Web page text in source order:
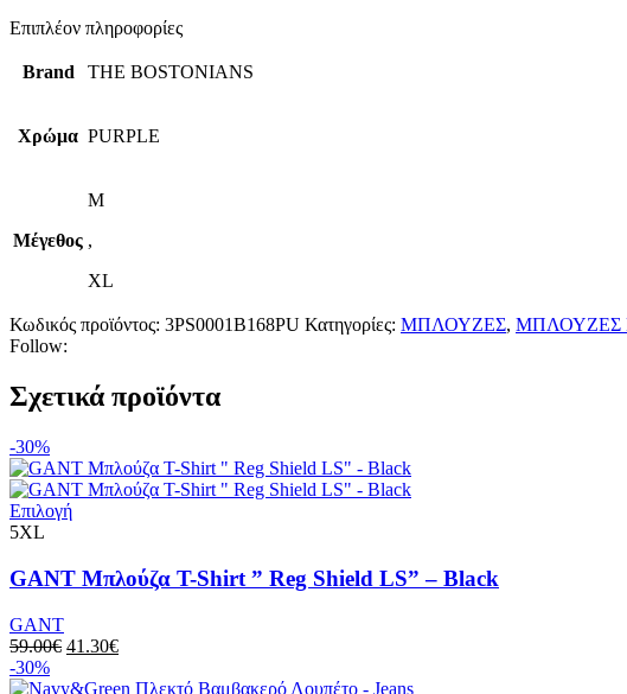
Επιπλέον πληροφορίες
Brand THE BOSTONIANS
Χρώμα PURPLE
Μέγεθος
M
,
XL
Κωδικός προϊόντος: 3PS0001B168PU Κατηγορίες: ΜΠΛΟΥΖΕΣ, ΜΠΛΟΥΖΕΣ
Follow:
Σχετικά προϊόντα
-30%
ΕπιλογήΑυτό
έχει
πολλαπλές
Οι
επιλογές
μπορούν
5XL
GANT Μπλούζα T-Shirt ” Reg Shield LS” – Black
GANT
59.00€ Original
was:
41.30€Η
τιμή
-30%